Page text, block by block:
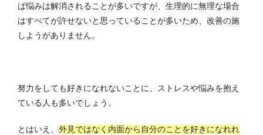
ば悩みは解消されることが多いですが、生理的に無理な場合
はすべてが許せないと思っていることが多いため、改善の施
しようがありません。
努力をしても好きになれないことに、ストレスや悩みを抱え
ている人も多いでしょう。
とはいえ、 外見ではなく内面から自分のことを好きになれれ